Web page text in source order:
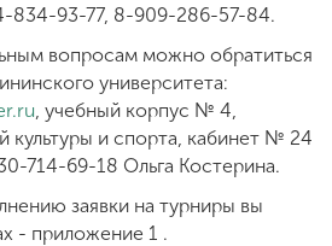
834-93-77, 8-909-286-57-84.
вопросам можно обратиться
университета:
, учебный корпус № 4,
культуры и спорта, кабинет № 24
714-69-18 Ольга Костерина.
заявки на турниры вы
- приложение 1 .